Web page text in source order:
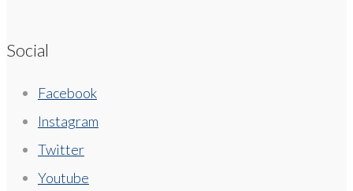
Social
Facebook
Instagram
Twitter
Youtube